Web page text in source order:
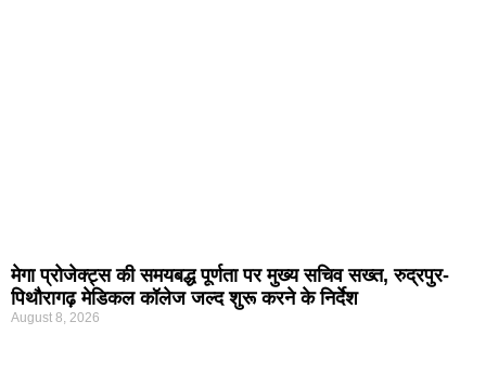
मेगा प्रोजेक्ट्स की समयबद्ध पूर्णता पर मुख्य सचिव सख्त, रुद्रपुर-
पिथौरागढ़ मेडिकल कॉलेज जल्द शुरू करने के निर्देश
August 8, 2026